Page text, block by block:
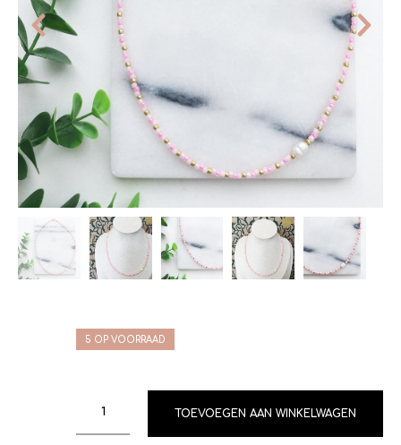
5 OP VOORRAAD
TOEVOEGEN AAN WINKELWAGEN